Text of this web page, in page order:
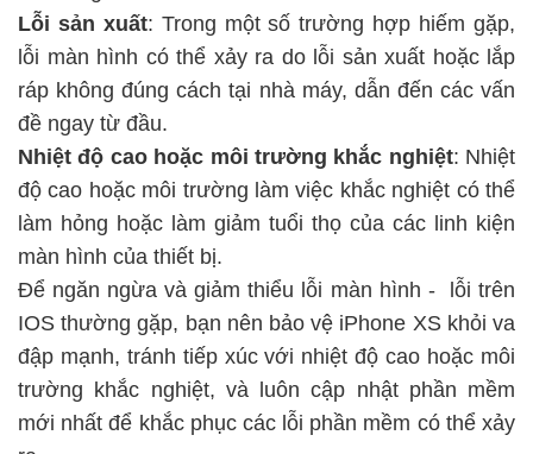
Lỗi sản xuất: Trong một số trường hợp hiếm gặp,
lỗi màn hình có thể xảy ra do lỗi sản xuất hoặc lắp
ráp không đúng cách tại nhà máy, dẫn đến các vấn
đề ngay từ đầu.
Nhiệt độ cao hoặc môi trường khắc nghiệt: Nhiệt
độ cao hoặc môi trường làm việc khắc nghiệt có thể
làm hỏng hoặc làm giảm tuổi thọ của các linh kiện
màn hình của thiết bị.
Để ngăn ngừa và giảm thiểu lỗi màn hình -
lỗi trên
IOS thường gặp, bạn nên bảo vệ iPhone XS khỏi va
đập mạnh, tránh tiếp xúc với nhiệt độ cao hoặc môi
trường khắc nghiệt, và luôn cập nhật phần mềm
mới nhất để khắc phục các lỗi phần mềm có thể xảy